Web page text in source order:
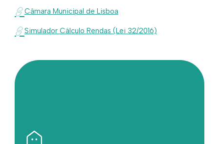
Câmara Municipal de Lisboa
Simulador Cálculo Rendas (Lei 32/2016)